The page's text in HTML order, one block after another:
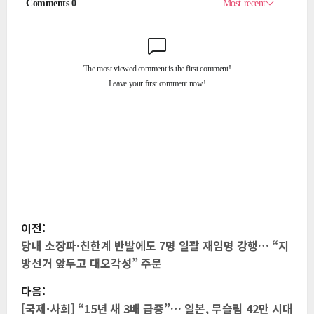
게
시
물
이전:
당내 소장파·친한계 반발에도 7명 일괄 재임명 강행… “지
방선거 앞두고 대오각성” 주문
다음:
[국제·사회] “15년 새 3배 급증”… 일본, 무슬림 42만 시대